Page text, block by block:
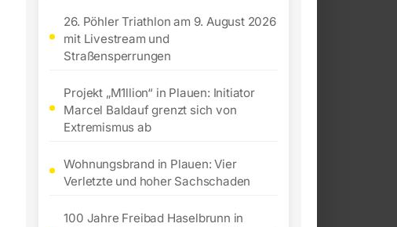
26. Pöhler Triathlon am 9. August 2026
mit Livestream und
Straßensperrungen
Projekt „M1llion“ in Plauen: Initiator
Marcel Baldauf grenzt sich von
Extremismus ab
Wohnungsbrand in Plauen: Vier
Verletzte und hoher Sachschaden
100 Jahre Freibad Haselbrunn in